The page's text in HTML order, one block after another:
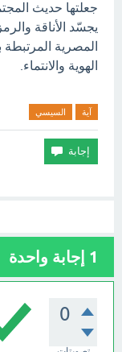
جعلتها حديث
يجسّد الأناقة
المصرية المرتبطة
الهوية والانتماء.
آية السيسي
1 إجابة واحدة
0